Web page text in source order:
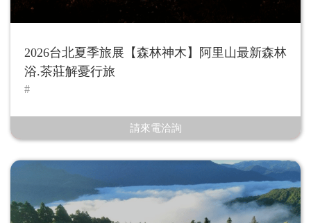
2026台北夏季旅展【森林神木】阿里山最新森林
浴.茶莊解憂行旅
請來電洽詢